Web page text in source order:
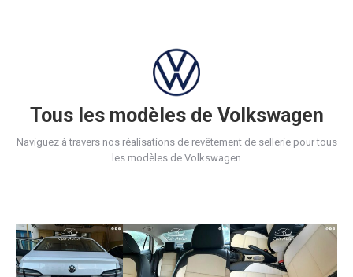
Tous les modèles de Volkswagen
Naviguez à travers nos réalisations de revêtement de sellerie pour tous
les modèles de Volkswagen